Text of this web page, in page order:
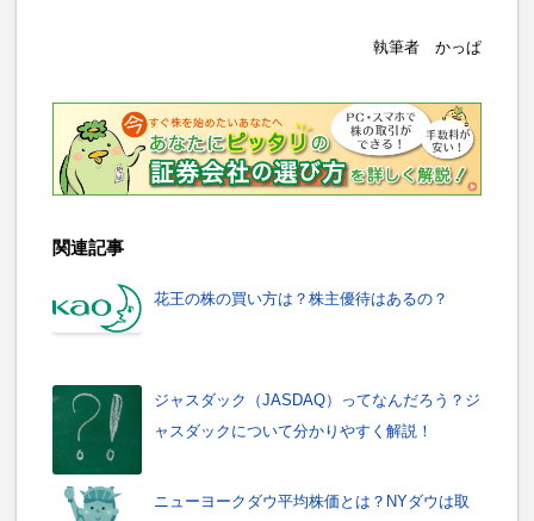
執筆者 かっぱ
関連記事
花王の株の買い方は？株主優待はあるの？
ジャスダック（JASDAQ）ってなんだろう？ジ
ャスダックについて分かりやすく解説！
ニューヨークダウ平均株価とは？NYダウは取